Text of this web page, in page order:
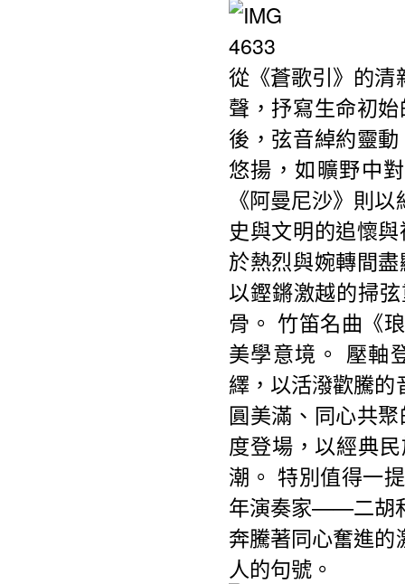
從《蒼歌引》的清
聲，抒寫生命初
後，弦音綽約靈
悠揚，如曠野中
《阿曼尼沙》則
史與文明的追懷
於熱烈與婉轉間
以鏗鏘激越的掃
骨。 竹笛名曲《
美學意境。 壓軸
繹，以活潑歡騰
圓美滿、同心共
度登場，以經典
潮。 特別值得一
年演奏家——二胡
奔騰著同心奮進
人的句號。